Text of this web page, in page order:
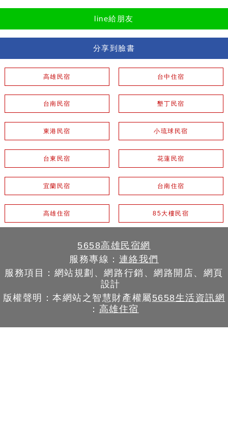
line給朋友
分享到臉書
高雄民宿 台中住宿
台南民宿 墾丁民宿
東港民宿 小琉球民宿
台東民宿 花蓮民宿
宜蘭民宿 台南住宿
高雄住宿 85大樓民宿
5658高雄民宿網
服務專線： 連絡我們
服務項目：網站規劃、網路行銷、網路開店、網頁
設計
版權聲明：本網站之智慧財產權屬5658生活資訊網
： 高雄住宿